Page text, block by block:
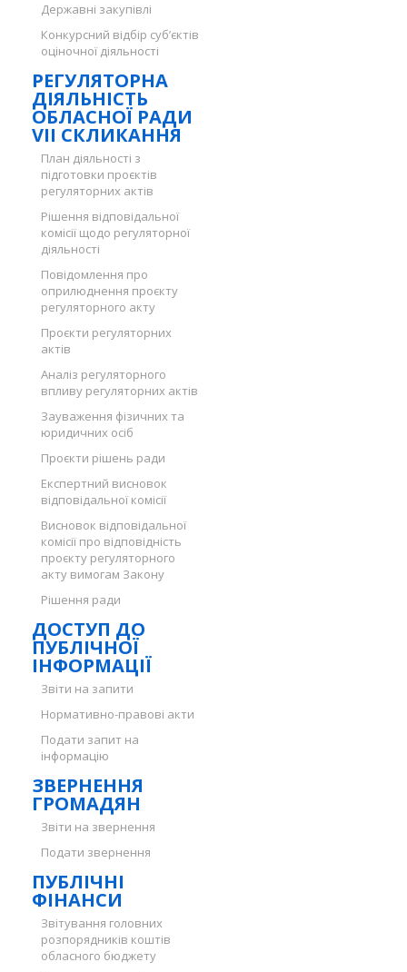
Державні закупівлі
Конкурсний відбір суб’єктів
оціночної діяльності
РЕГУЛЯТОРНА
ДІЯЛЬНІСТЬ
ОБЛАСНОЇ РАДИ
VII СКЛИКАННЯ
План діяльності з
підготовки проєктів
регуляторних актів
Рішення відповідальної
комісії щодо регуляторної
діяльності
Повідомлення про
оприлюднення проєкту
регуляторного акту
Проєкти регуляторних
актів
Аналіз регуляторного
впливу регуляторних актів
Зауваження фізичних та
юридичних осіб
Проєкти рішень ради
Експертний висновок
відповідальної комісії
Висновок відповідальної
комісії про відповідність
проєкту регуляторного
акту вимогам Закону
Рішення ради
ДОСТУП ДО
ПУБЛІЧНОЇ
ІНФОРМАЦІЇ
Звіти на запити
Нормативно-правові акти
Подати запит на
інформацію
ЗВЕРНЕННЯ
ГРОМАДЯН
Звіти на звернення
Подати звернення
ПУБЛІЧНІ
ФІНАНСИ
Звітування головних
розпорядників коштів
обласного бюджету